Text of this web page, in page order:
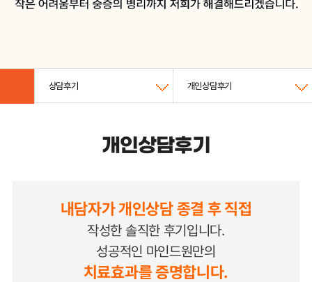
상담후기 개인상담후기
개인상담후기
내담자가 개인상담 종결 후 직접
작성한 솔직한 후기입니다.
성공적인 마인드원만의
치료효과를 증명합니다.